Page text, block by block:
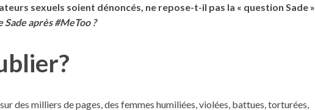
sexuels soient dénoncés, ne repose-t-il pas la « question Sade »
après #MeToo ?
des milliers de pages, des femmes humiliées, violées, battues, torturées,